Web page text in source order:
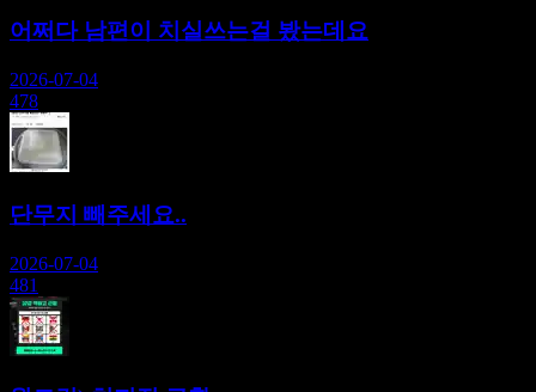
어쩌다 남편이 치실쓰는걸 봤는데요
2026-07-04
478
단무지 빼주세요..
2026-07-04
481